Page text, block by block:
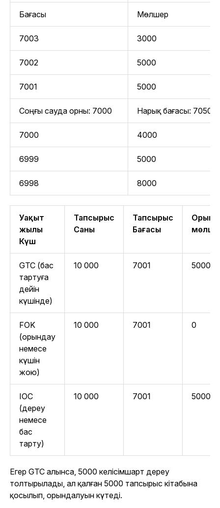
Бағасы Мөлшер
7003 3000
7002 5000
7001 5000
Соңғы сауда орны: 7000 Нарық бағасы: 7050
7000 4000
6999 5000
6998 8000
Уақыт
жылы
Күш
Тапсырыс
Саны
Тапсырыс
Бағасы
GTC (бас
тартуға
дейін
күшінде)
10 000 7001 5000
FOK
(орындау
немесе
күшін
жою)
10 000 7001 0
IOC
(дереу
немесе
бас
тарту)
10 000 7001 5000
Егер GTC алынса, 5000 келісімшарт дереу
толтырылады, ал қалған 5000 тапсырыс кітабына
қосылып, орындалуын күтеді.